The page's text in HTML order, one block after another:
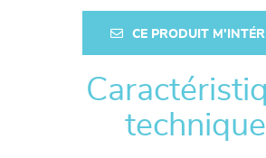
CE PRODUIT